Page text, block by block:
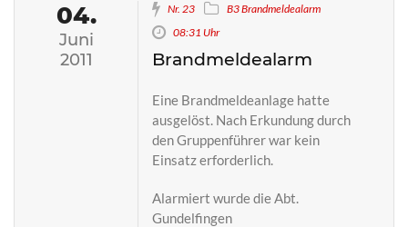
04.
Juni
2011
Nr. 23
B3 Brandmeldealarm
08:31 Uhr
Brandmeldealarm
Eine Brandmeldeanlage hatte
ausgelöst. Nach Erkundung durch
den Gruppenführer war kein
Einsatz erforderlich.
Alarmiert wurde die Abt.
Gundelfingen